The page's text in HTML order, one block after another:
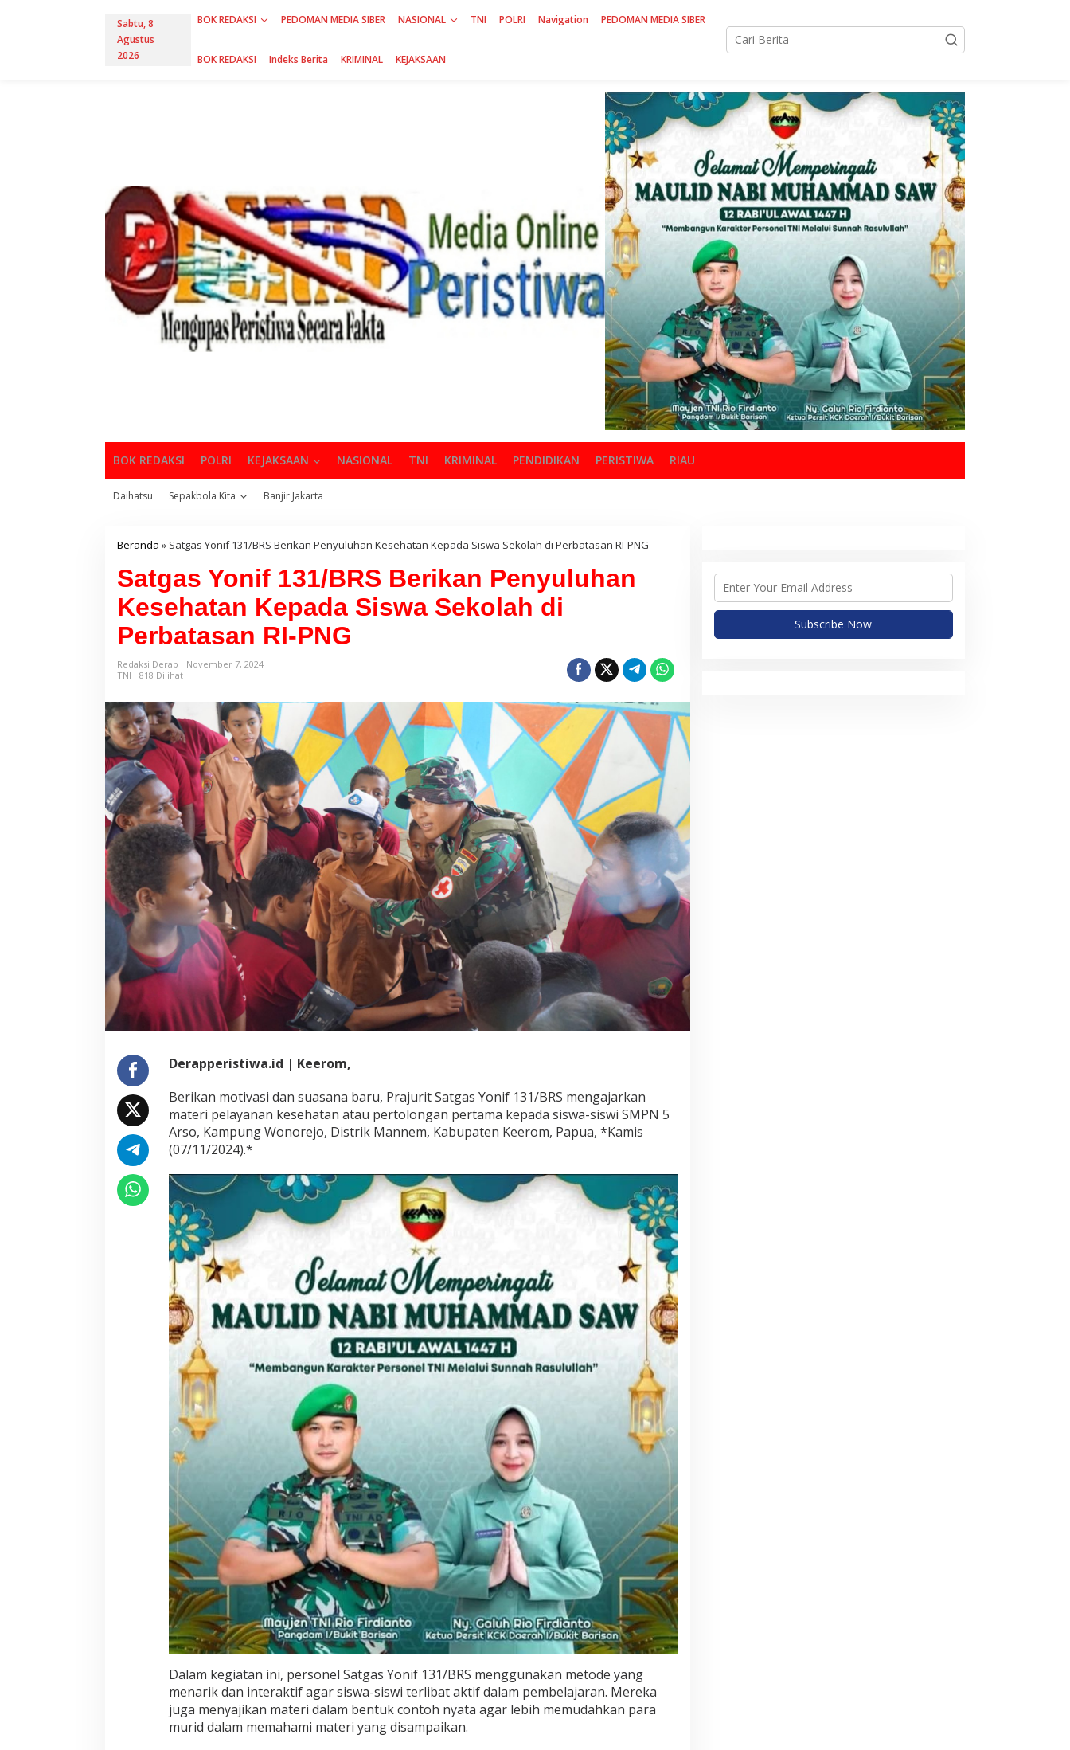
Sabtu, 8
Agustus
2026
BOK REDAKSI PEDOMAN MEDIA SIBER NASIONAL TNI POLRI Navigation PEDOMAN MEDIA SIBER
BOK REDAKSI Indeks Berita KRIMINAL KEJAKSAAN
BOK REDAKSI POLRI KEJAKSAAN NASIONAL TNI KRIMINAL PENDIDIKAN PERISTIWA RIAU
Daihatsu Sepakbola Kita Banjir Jakarta
Beranda » Satgas Yonif 131/BRS Berikan Penyuluhan Kesehatan Kepada Siswa Sekolah di Perbatasan RI-PNG
Satgas Yonif 131/BRS Berikan Penyuluhan
Kesehatan Kepada Siswa Sekolah di
Perbatasan RI-PNG
Redaksi Derap
November 7, 2024
TNI
818 Dilihat
Derapperistiwa.id | Keerom,
Berikan motivasi dan suasana baru, Prajurit Satgas Yonif 131/BRS mengajarkan
materi pelayanan kesehatan atau pertolongan pertama kepada siswa-siswi SMPN 5
Arso, Kampung Wonorejo, Distrik Mannem, Kabupaten Keerom, Papua, *Kamis
(07/11/2024).*
Dalam kegiatan ini, personel Satgas Yonif 131/BRS menggunakan metode yang
menarik dan interaktif agar siswa-siswi terlibat aktif dalam pembelajaran. Mereka
juga menyajikan materi dalam bentuk contoh nyata agar lebih memudahkan para
murid dalam memahami materi yang disampaikan.